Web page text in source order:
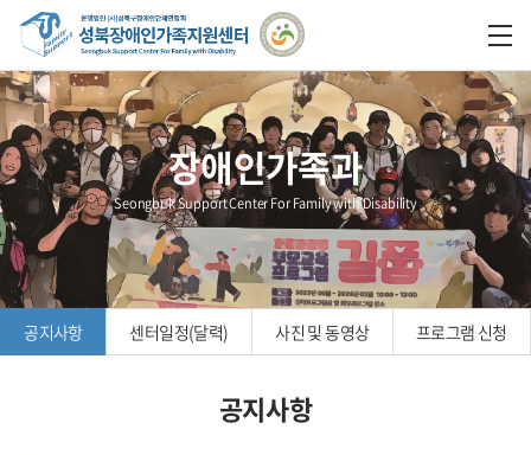
장애인가족과
Seongbuk Support Center For Family with Disability
공지사항 센터일정(달력) 사진 및 동영상 프로그램 신청
공지사항